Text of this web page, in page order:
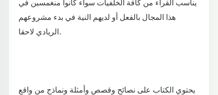
هذا المجال بالفعل أو لديهم النية في بدء مشروعهم
الريادي لاحقا.
يحتوي الكتاب على نصائح وقصص وأمثلة ونماذج من واقع